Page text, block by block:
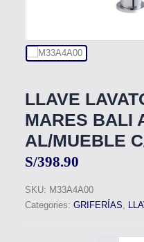
LLAVE
MARES BALI
AL/MUEBLE
S/398.90
SKU: M33A4A00
Categories: GRIFERÍAS,